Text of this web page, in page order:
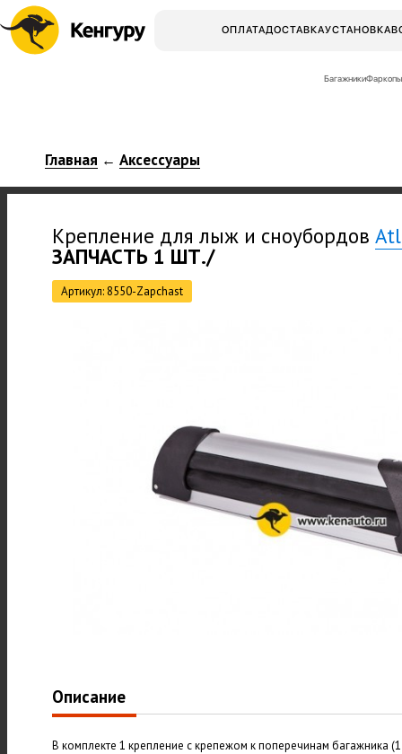
ОПЛАТАДОСТАВКАУСТАНОВКА
БагажникиФаркопы
Главная ← Аксессуары
Крепление для лыж и сноубордов
ЗАПЧАСТЬ 1 ШТ./
Артикул: 8550-Zapchast
Описание
В комплекте 1 крепление с крепежом к поперечинам багажника (1